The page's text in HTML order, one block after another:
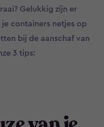
Gelukkig zijn er
containers netjes op
bij de aanschaf van
3 tips: